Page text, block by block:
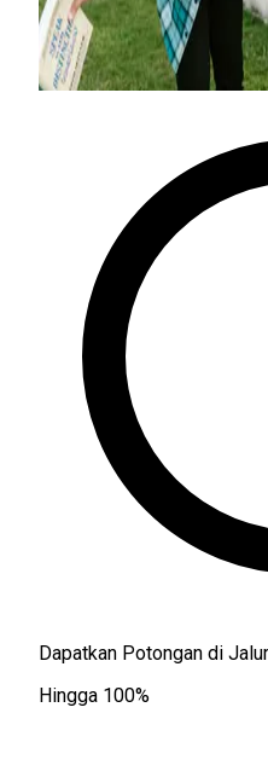
Dapatkan Potongan di
Hingga 100%